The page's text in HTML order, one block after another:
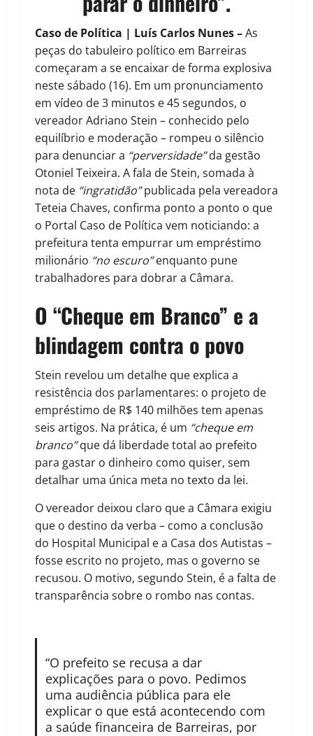
Caso de Política | Luís Carlos Nunes–As
peças do tabuleiro político em Barreiras
começaram a se encaixar de forma explosiva
neste sábado (16). Em um pronunciamento
em vídeo de 3 minutos e 45 segundos, o
vereador Adriano Stein – conhecido pelo
equilíbrio e moderação – rompeu o silêncio
para denunciar a “perversidade”da gestão
Otoniel Teixeira. A fala de Stein, somada à
nota de “ingratidão”publicada pela vereadora
Teteia Chaves, confirma ponto a ponto o que
o Portal Caso de Política vem noticiando: a
prefeitura tenta empurrar um empréstimo
milionário “no escuro”enquanto pune
trabalhadores para dobrar a Câmara.
O “Cheque em Branco” e a
blindagem contra o povo
Stein revelou um detalhe que explica a
resistência dos parlamentares: o projeto de
empréstimo de R$ 140 milhões tem apenas
seis artigos. Na prática, é um “cheque em
branco”que dá liberdade total ao prefeito
para gastar o dinheiro como quiser, sem
detalhar uma única meta no texto da lei.
O vereador deixou claro que a Câmara exigiu
que o destino da verba – como a conclusão
do Hospital Municipal e a Casa dos Autistas –
fosse escrito no projeto, mas o governo se
recusou. O motivo, segundo Stein, é a falta de
transparência sobre o rombo nas contas.
“O prefeito se recusa a dar
explicações para o povo. Pedimos
uma audiência pública para ele
explicar o que está acontecendo com
a saúde financeira de Barreiras, por